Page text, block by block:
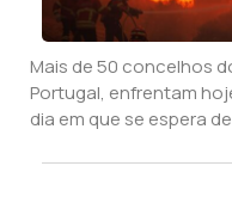
Mais de 50 concelhos
Portugal, enfrentam
dia em que se espera